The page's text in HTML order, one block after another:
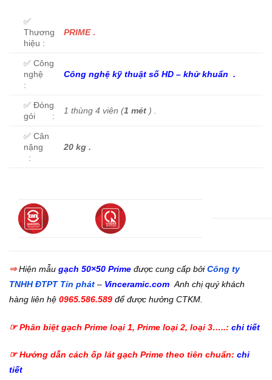
✅
Thương
hiệu :
PRIME.
✅ Công
nghệ
:
Công nghệ kỹ thuật số HD –khử khuẩn .
✅ Đóng
gói :
1 thùng 4 viên (1 mét ) .
✅ Cân
nặng
:
20 kg .
⇒ Hiện mẫu gạch 50×50 Prime được cung cấp bởiCông ty
TNHH ĐTPT Tín phát – Vinceramic.com Anh chị quý khách
hàng liên hệ 0965.586.589 để được hưởng CTKM.
☞ Phân biệt gạch Prime loại 1, Prime loại 2, loại 3…..: chi tiết
☞ Hướng dẫn cách ốp lát gạch Prime theo tiên chuẩn: chi
tiết